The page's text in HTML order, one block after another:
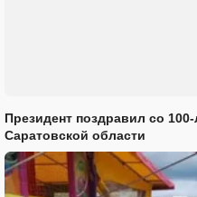
Президент поздравил со
Саратовской области